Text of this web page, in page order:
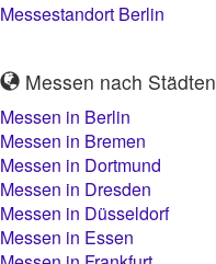
Messestandort Berlin
Messen nach Städten
Messen in Berlin
Messen in Bremen
Messen in Dortmund
Messen in Dresden
Messen in Düsseldorf
Messen in Essen